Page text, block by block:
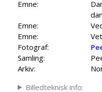
Emne:
Emne:
Emne:
Fotograf:
Samling:
Arkiv:
Billedteknisk info: